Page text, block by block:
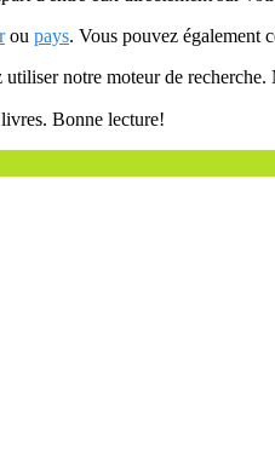
ou pays. Vous pouvez également
notre moteur de recherche.
Bonne lecture!